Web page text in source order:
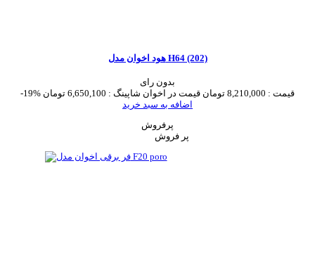
هود اخوان مدل H64 (202)
بدون رای
-19%
قیمت : 8,210,000 تومان قیمت در اخوان شاپینگ : 6,650,100 تومان
اضافه به سبد خرید
پرفروش